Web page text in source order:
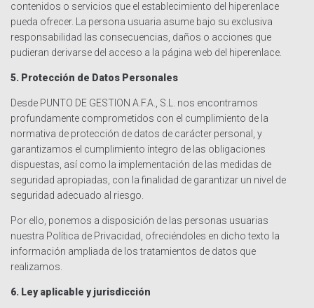
contenidos o servicios que el establecimiento del hiperenlace
pueda ofrecer. La persona usuaria asume bajo su exclusiva
responsabilidad las consecuencias, daños o acciones que
pudieran derivarse del acceso a la página web del hiperenlace.
5. Protección de Datos Personales
Desde PUNTO DE GESTION A.F.A., S.L. nos encontramos
profundamente comprometidos con el cumplimiento de la
normativa de protección de datos de carácter personal, y
garantizamos el cumplimiento íntegro de las obligaciones
dispuestas, así como la implementación de las medidas de
seguridad apropiadas, con la finalidad de garantizar un nivel de
seguridad adecuado al riesgo.
Por ello, ponemos a disposición de las personas usuarias
nuestra Política de Privacidad, ofreciéndoles en dicho texto la
información ampliada de los tratamientos de datos que
realizamos.
6. Ley aplicable y jurisdicción